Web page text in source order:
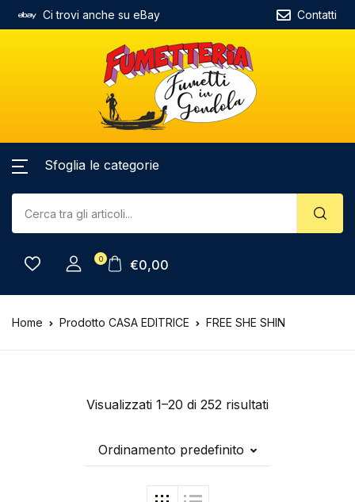
Ci trovi anche su eBay Contatti
Sfoglia le categorie
0 €0,00
Home Prodotto CASA EDITRICE FREE SHE SHIN
Visualizzati 1–20 di 252 risultati
Ordinamento predefinito